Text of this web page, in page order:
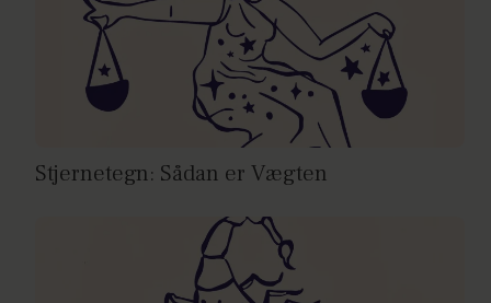
Stjernetegn: Sådan er Vægten